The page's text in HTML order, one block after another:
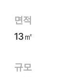
면적
13㎡
규모